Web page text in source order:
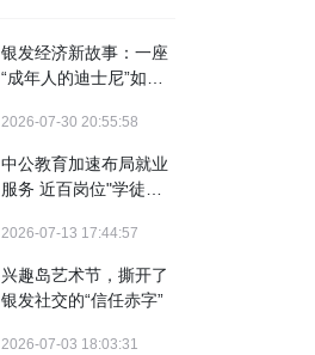
银发经济新故事：一座
“成年人的迪士尼”如何
2026-07-30 20:55:58
中公教育加速布局就业
服务 近百岗位"学徒
2026-07-13 17:44:57
兴趣岛艺术节，撕开了
银发社交的“信任赤字”
2026-07-03 18:03:31